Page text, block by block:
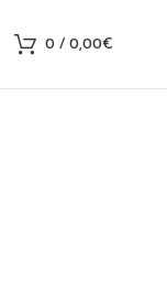
0/ 0,00€